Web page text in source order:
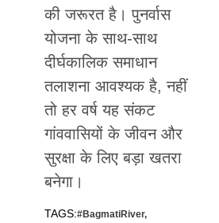
की जरूरत है। पुनर्वास
योजना के साथ-साथ
दीर्घकालिक समाधान
तलाशना आवश्यक है, नहीं
तो हर वर्ष यह संकट
गांववासियों के जीवन और
सुरक्षा के लिए बड़ा खतरा
बनेगा।
TAGS:#BagmatiRiver,